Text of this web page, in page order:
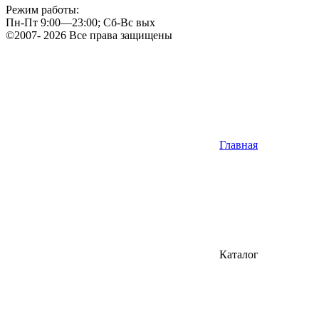
Режим работы:
Пн-Пт 9:00—23:00; Сб-Вс вых
©2007- 2026 Все права защищены
Главная
Каталог